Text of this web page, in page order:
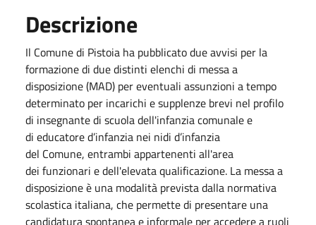
Descrizione
Il Comune di Pistoia ha pubblicato due avvisi per la
formazione di due distinti elenchi di messa a
disposizione (MAD) per eventuali assunzioni a tempo
determinato per incarichi e supplenze brevi nel profilo
di insegnante di scuola dell'infanzia comunale e
di educatore d’infanzia nei nidi d’infanzia
del Comune, entrambi appartenenti all'area
dei funzionari e dell'elevata qualificazione. La messa a
disposizione è una modalità prevista dalla normativa
scolastica italiana, che permette di presentare una
candidatura spontanea e informale per accedere a ruoli